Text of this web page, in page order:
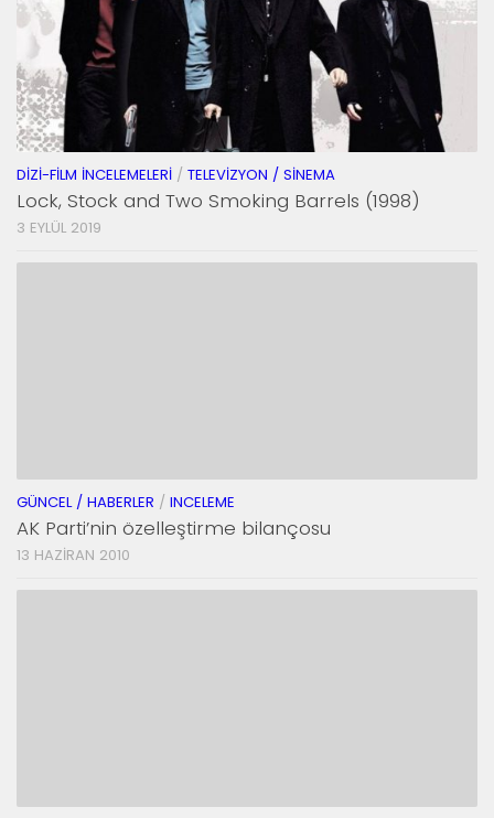
DIZI-FILM İNCELEMELERI / TELEVIZYON / SINEMA
Lock, Stock and Two Smoking Barrels (1998)
3 EYLÜL 2019
GÜNCEL / HABERLER / INCELEME
AK Parti’nin özelleştirme bilançosu
13 HAZIRAN 2010